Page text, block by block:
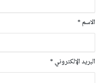
الاسم*
البريد الإلكتروني*